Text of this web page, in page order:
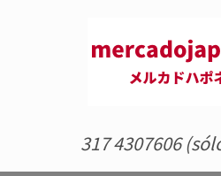
317 4307606